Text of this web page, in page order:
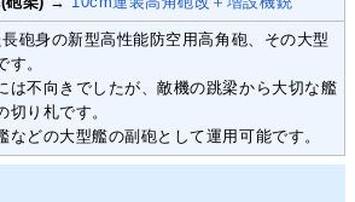
長砲身の新型高性能防空用高角砲、その大型
。
は不向きでしたが、敵機の跳梁から大切な艦
切り札です。
などの大型艦の副砲として運用可能です。